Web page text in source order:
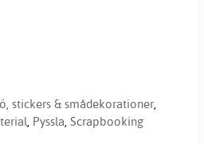
stickers & smådekorationer,
, Pyssla, Scrapbooking